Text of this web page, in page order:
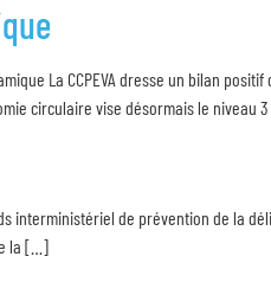
La CCPEVA dresse un bilan positif
circulaire vise désormais le niveau
interministériel de prévention de la
la […]